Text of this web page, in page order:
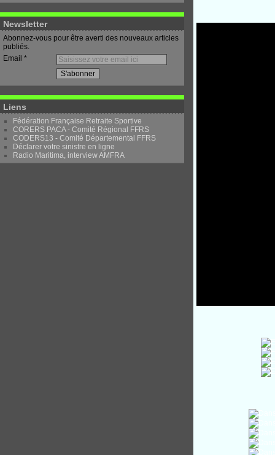
Newsletter
Abonnez-vous pour être averti des nouveaux articles
publiés.
Email
Liens
Fédération Française Retraite Sportive
CORERS PACA - Comité Régional FFRS
CODERS13 - Comité Départemental FFRS
Déclarer votre sinistre en ligne
Radio Maritima, interview AMFRA